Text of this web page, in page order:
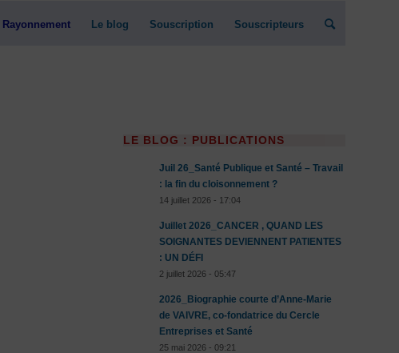
Rayonnement Le blog Souscription Souscripteurs
LE BLOG : PUBLICATIONS
Juil 26_Santé Publique et Santé – Travail
: la fin du cloisonnement ?
14 juillet 2026 - 17:04
Juillet 2026_CANCER , QUAND LES
SOIGNANTES DEVIENNENT PATIENTES
: UN DÉFI
2 juillet 2026 - 05:47
2026_Biographie courte d’Anne-Marie
de VAIVRE, co-fondatrice du Cercle
Entreprises et Santé
25 mai 2026 - 09:21